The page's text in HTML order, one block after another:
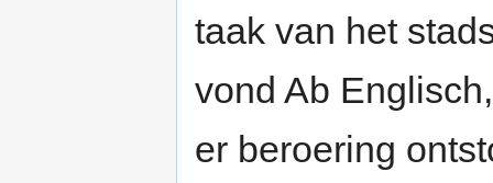
taak van het
vond Ab
er beroering